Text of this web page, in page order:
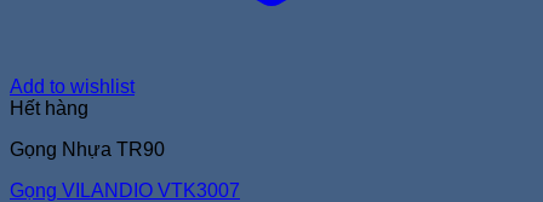
Add to wishlist
Hết hàng
Gọng Nhựa TR90
Gọng VILANDIO VTK3007